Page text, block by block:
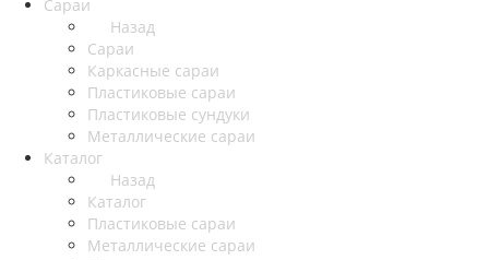
Сараи
Назад
Сараи
Каркасные сараи
Пластиковые сараи
Пластиковые сундуки
Металлические сараи
Каталог
Назад
Каталог
Пластиковые сараи
Металлические сараи